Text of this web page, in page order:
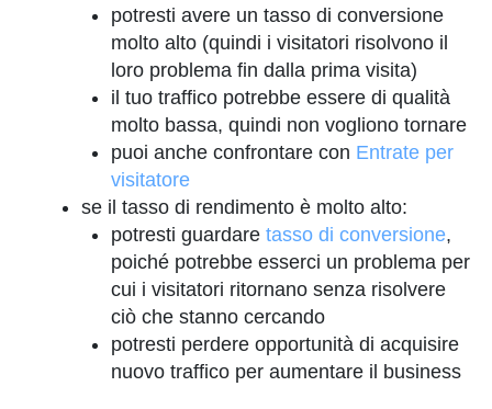
potresti avere un tasso di conversione
molto alto (quindi i visitatori risolvono il
loro problema fin dalla prima visita)
il tuo traffico potrebbe essere di qualità
molto bassa, quindi non vogliono tornare
puoi anche confrontare con Entrate per
visitatore
se il tasso di rendimento è molto alto:
potresti guardare tasso di conversione,
poiché potrebbe esserci un problema per
cui i visitatori ritornano senza risolvere
ciò che stanno cercando
potresti perdere opportunità di acquisire
nuovo traffico per aumentare il business